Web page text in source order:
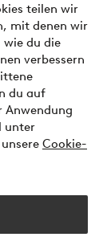
teilen wir
mit denen wir
wie du die
verbessern
du auf
Anwendung
unter
Cookie-
aufteilen